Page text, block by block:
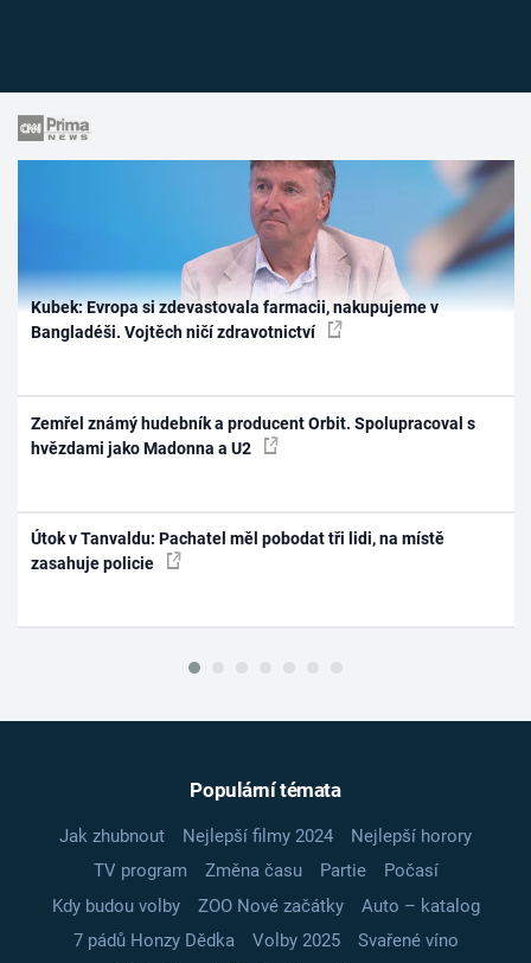
Kubek: Evropa si zdevastovala farmacii, nakupujeme v
Bangladéši. Vojtěch ničí zdravotnictví
Zemřel známý hudebník a producent Orbit. Spolupracoval s
hvězdami jako Madonna a U2
Útok v Tanvaldu: Pachatel měl pobodat tři lidi, na místě
zasahuje policie
Populární témata
Jak zhubnout Nejlepší filmy 2024
Nejlepší horory
TV program
Změna času Partie
Počasí
Kdy budou volby
ZOO Nové začátky
Auto – katalog
7 pádů Honzy Dědka
Volby 2025
Svařené víno